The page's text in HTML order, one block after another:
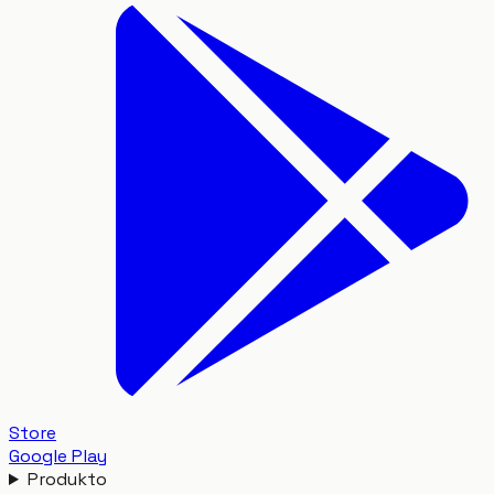
Store
Google Play
Produkto